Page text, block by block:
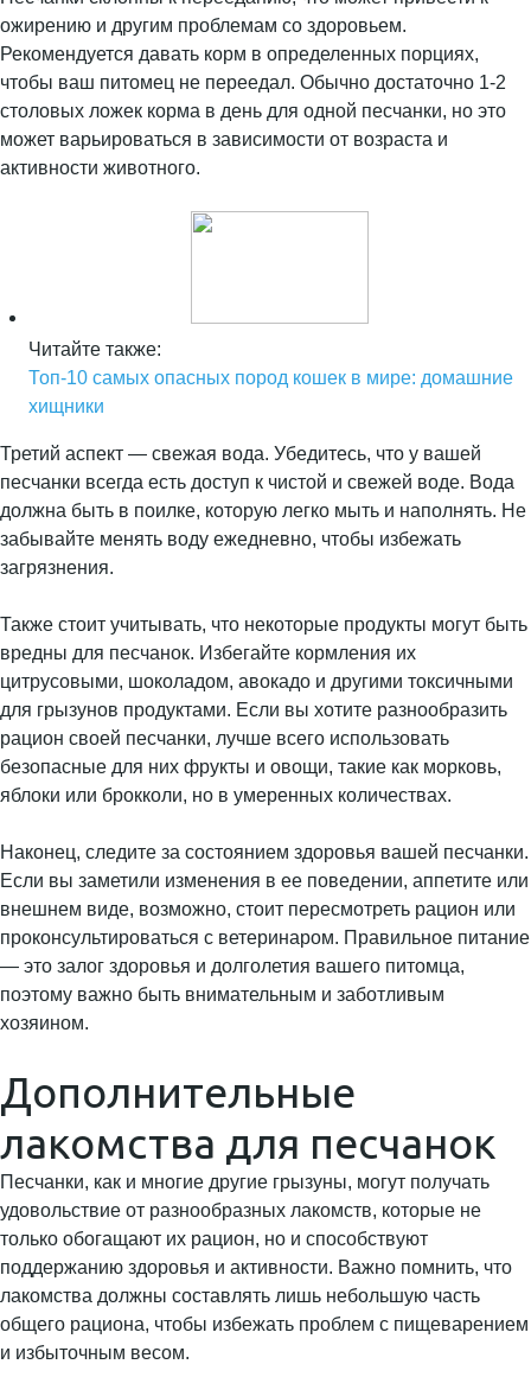
ожирению и другим проблемам со здоровьем.
Рекомендуется давать корм в определенных порциях,
чтобы ваш питомец не переедал. Обычно достаточно 1-2
столовых ложек корма в день для одной песчанки, но это
может варьироваться в зависимости от возраста и
активности животного.
Читайте также:
Топ-10 самых опасных пород кошек в мире: домашние
хищники
Третий аспект — свежая вода. Убедитесь, что у вашей
песчанки всегда есть доступ к чистой и свежей воде. Вода
должна быть в поилке, которую легко мыть и наполнять. Не
забывайте менять воду ежедневно, чтобы избежать
загрязнения.
Также стоит учитывать, что некоторые продукты могут быть
вредны для песчанок. Избегайте кормления их
цитрусовыми, шоколадом, авокадо и другими токсичными
для грызунов продуктами. Если вы хотите разнообразить
рацион своей песчанки, лучше всего использовать
безопасные для них фрукты и овощи, такие как морковь,
яблоки или брокколи, но в умеренных количествах.
Наконец, следите за состоянием здоровья вашей песчанки.
Если вы заметили изменения в ее поведении, аппетите или
внешнем виде, возможно, стоит пересмотреть рацион или
проконсультироваться с ветеринаром. Правильное питание
— это залог здоровья и долголетия вашего питомца,
поэтому важно быть внимательным и заботливым
хозяином.
Дополнительные
лакомства для песчанок
Песчанки, как и многие другие грызуны, могут получать
удовольствие от разнообразных лакомств, которые не
только обогащают их рацион, но и способствуют
поддержанию здоровья и активности. Важно помнить, что
лакомства должны составлять лишь небольшую часть
общего рациона, чтобы избежать проблем с пищеварением
и избыточным весом.